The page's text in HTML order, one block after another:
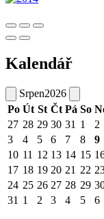
Kalendář
Srpen2026
Po Út St Čt Pá So
27 28 29 30 31 1
2
3
4 5 6 7 8
9
10 11 12 13 14 15
17 18 19 20 21 22
24 25 26 27 28 29
31 1 2 3 4 5 6